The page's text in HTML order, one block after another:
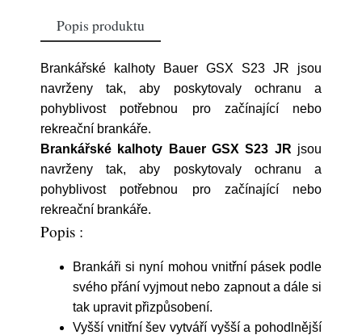
Popis produktu
Brankářské kalhoty Bauer GSX S23 JR jsou
navrženy tak, aby poskytovaly ochranu a
pohyblivost potřebnou pro začínající nebo
rekreační brankáře.
Brankářské kalhoty Bauer GSX S23 JR jsou
navrženy tak, aby poskytovaly ochranu a
pohyblivost potřebnou pro začínající nebo
rekreační brankáře.
Popis :
Brankáři si nyní mohou vnitřní pásek podle
svého přání vyjmout nebo zapnout a dále si
tak upravit přizpůsobení.
Vyšší vnitřní šev vytváří vyšší a pohodlnější